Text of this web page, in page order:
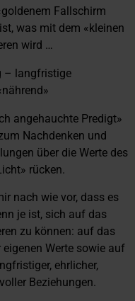
Fallschirm
was mit dem «kleinen
wird …
– langfristige
angehauchte Predigt»
Nachdenken und
über die Werte des
rücken.
nach wie vor, dass es
je ist, sich auf das
zu können: auf das
Werte sowie auf
ehrlicher,
Beziehungen.